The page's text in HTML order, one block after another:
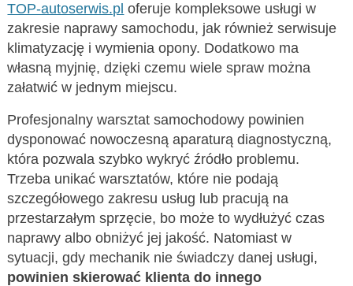
TOP-autoserwis.pl oferuje kompleksowe usługi w
zakresie naprawy samochodu, jak również serwisuje
klimatyzację i wymienia opony. Dodatkowo ma
własną myjnię, dzięki czemu wiele spraw można
załatwić w jednym miejscu.
Profesjonalny warsztat samochodowy powinien
dysponować nowoczesną aparaturą diagnostyczną,
która pozwala szybko wykryć źródło problemu.
Trzeba unikać warsztatów, które nie podają
szczegółowego zakresu usług lub pracują na
przestarzałym sprzęcie, bo może to wydłużyć czas
naprawy albo obniżyć jej jakość. Natomiast w
sytuacji, gdy mechanik nie świadczy danej usługi,
powinien skierować klienta do innego